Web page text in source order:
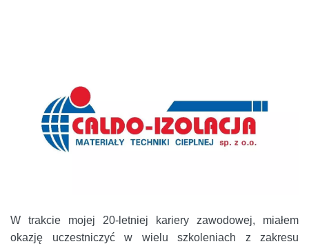
W trakcie mojej 20-letniej kariery zawodowej, miałem
okazję uczestniczyć w wielu szkoleniach z zakresu